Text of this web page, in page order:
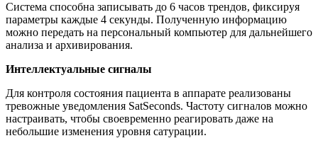
Система способна записывать до 6 часов трендов, фиксируя
параметры каждые 4 секунды. Полученную информацию
можно передать на персональный компьютер для дальнейшего
анализа и архивирования.
Интеллектуальные сигналы
Для контроля состояния пациента в аппарате реализованы
тревожные уведомления SatSeconds. Частоту сигналов можно
настраивать, чтобы своевременно реагировать даже на
небольшие изменения уровня сатурации.